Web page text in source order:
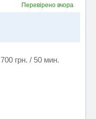
Перевірено вчора
700 грн. / 50 мин.